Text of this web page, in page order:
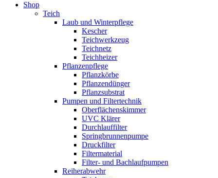
Shop
Teich
Laub und Winterpflege
Kescher
Teichwerkzeug
Teichnetz
Teichheizer
Pflanzenpflege
Pflanzkörbe
Pflanzendünger
Pflanzsubstrat
Pumpen und Filtertechnik
Oberflächenskimmer
UVC Klärer
Durchlauffilter
Springbrunnenpumpe
Druckfilter
Filtermaterial
Filter- und Bachlaufpumpen
Reiherabwehr